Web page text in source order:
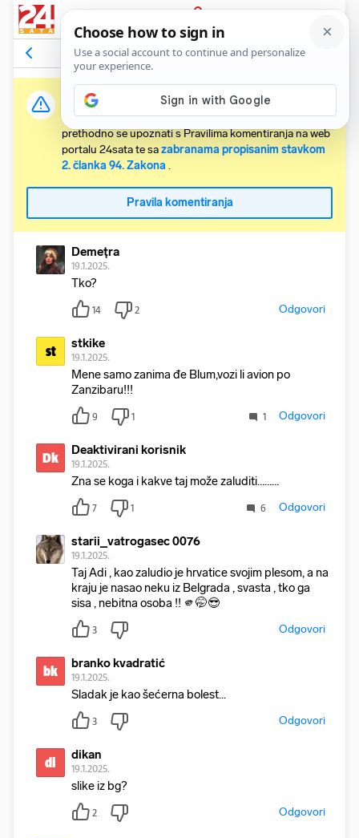
PRIJAVA
Komentari19 Relevantni
Važna obavijest:
Svaki korisnik koji želi komentirati članke obvezan je
prethodno se upoznati s Pravilima komentiranja na web
portalu 24sata te sazabranama propisanim stavkom
2. članka 94. Zakona .
Pravila komentiranja
Demețra
19.1.2025.
Tko?
14 2 Odgovori
st stkike
19.1.2025.
Mene samo zanima đe Blum,vozi li avion po
Zanzibaru!!!
9 1 1 Odgovori
Dk Deaktivirani korisnik
19.1.2025.
Zna se koga i kakve taj može zaluditi………
7 1 6 Odgovori
starii_vatrogasec 0076
19.1.2025.
Taj Adi , kao zaludio je hrvatice svojim plesom, a na
kraju je nasao neku iz Belgrada , svasta , tko ga
sisa , nebitna osoba !! 🫵🤭😎
3 Odgovori
bk branko kvadratić
19.1.2025.
Sladak je kao šećerna bolest...
3 Odgovori
di dikan
19.1.2025.
slike iz bg?
2 Odgovori